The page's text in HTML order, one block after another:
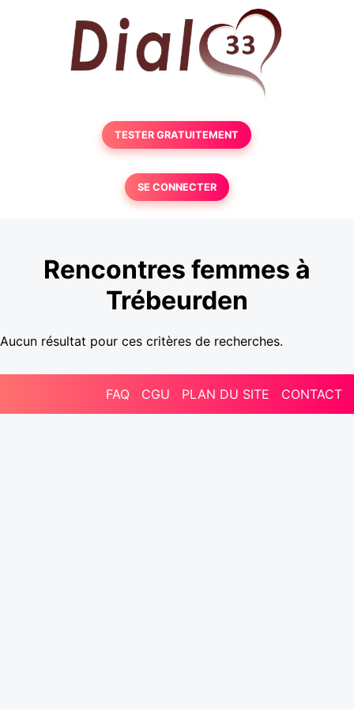
TESTER GRATUITEMENT
SE CONNECTER
Rencontres femmes à
Trébeurden
Aucun résultat pour ces critères de recherches.
FAQ CGU PLAN DU SITE CONTACT